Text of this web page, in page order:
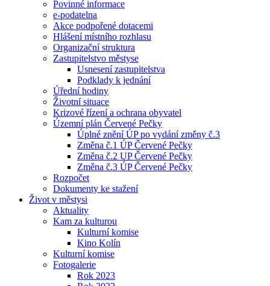
Povinné informace
e-podatelna
Akce podpořené dotacemi
Hlášení místního rozhlasu
Organizační struktura
Zastupitelstvo městyse
Usnesení zastupitelstva
Podklady k jednání
Úřední hodiny
Životní situace
Krizové řízení a ochrana obyvatel
Územní plán Červené Pečky
Úplné znění ÚP po vydání změny č.3
Změna č.1 ÚP Červené Pečky
Změna č.2 UP Červené Pečky
Změna č.3 ÚP Červené Pečky
Rozpočet
Dokumenty ke stažení
Život v městysi
Aktuality
Kam za kulturou
Kulturní komise
Kino Kolín
Kulturní komise
Fotogalerie
Rok 2023